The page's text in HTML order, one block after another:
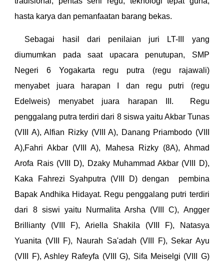
hasta karya dan pemanfaatan barang bekas.
Sebagai hasil dari penilaian juri LT-III yang
diumumkan pada saat upacara penutupan, SMP
Negeri 6 Yogakarta regu putra (regu rajawali)
menyabet juara harapan I dan regu putri (regu
Edelweis) menyabet juara harapan III. Regu
penggalang putra terdiri dari 8 siswa yaitu Akbar Tunas
(VIII A), Alfian Rizky (VIII A), Danang Priambodo (VIII
A),Fahri Akbar (VIII A), Mahesa Rizky (8A), Ahmad
Arofa Rais (VIII D), Dzaky Muhammad Akbar (VIII D),
Kaka Fahrezi Syahputra (VIII D) dengan pembina
Bapak Andhika Hidayat. Regu penggalang putri terdiri
dari 8 siswi yaitu Nurmalita Arsha (VIII C), Angger
Brillianty (VIII F), Ariella Shakila (VIII F), Natasya
Yuanita (VIII F), Naurah Sa'adah (VIII F), Sekar Ayu
(VIII F), Ashley Rafeyfa (VIII G), Sifa Meiselgi (VIII G)